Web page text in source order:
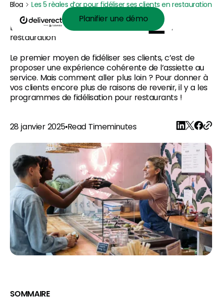
Planifier une démo
Planifier une démo
Blog Les 5 règles d’or pour fidéliser ses clients en restauration
Les 5 règles d’or pour fidéliser ses clients en
restauration
Le premier moyen de fidéliser ses clients, c’est de
proposer une expérience cohérente de l’assiette au
service. Mais comment aller plus loin ? Pour donner à
vos clients encore plus de raisons de revenir, il y a les
programmes de fidélisation pour restaurants !
28 janvier 2025Read Timeminutes
SOMMAIRE